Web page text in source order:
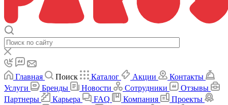
Главная Поиск Каталог Акции
Контакты
Услуги
Бренды Новости Сотрудники
Отзывы
Партнеры
Карьера FAQ Компания
Проекты